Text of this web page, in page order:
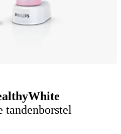
tandenborstel